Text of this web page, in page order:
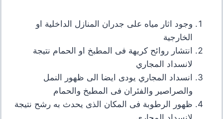
وجود اثار مياه على جدران المنازل الداخلية او
الخارجية
انتشار روائح كريهة فى المطبخ او الحمام نتيجة
لانسداد المجاري
انسداد المجاري يودى ايضا الى ظهور النمل
والصراصير والفئران فى المطبخ والحمام
ظهور الرطوبة فى المكان الذى يحدث به رشح نتيجة